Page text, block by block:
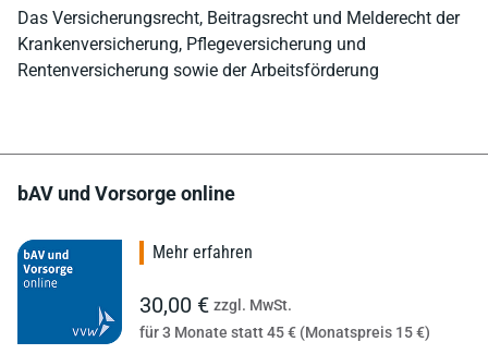
Das Versicherungsrecht, Beitragsrecht und Melderecht der
Krankenversicherung, Pflegeversicherung und
Rentenversicherung sowie der Arbeitsförderung
bAV und Vorsorge online
Mehr erfahren
30,00 € zzgl. MwSt.
für 3 Monate statt 45 € (Monatspreis 15 €)